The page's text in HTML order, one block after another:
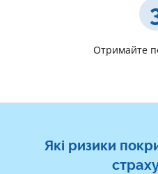
Отримайте
Які ризики